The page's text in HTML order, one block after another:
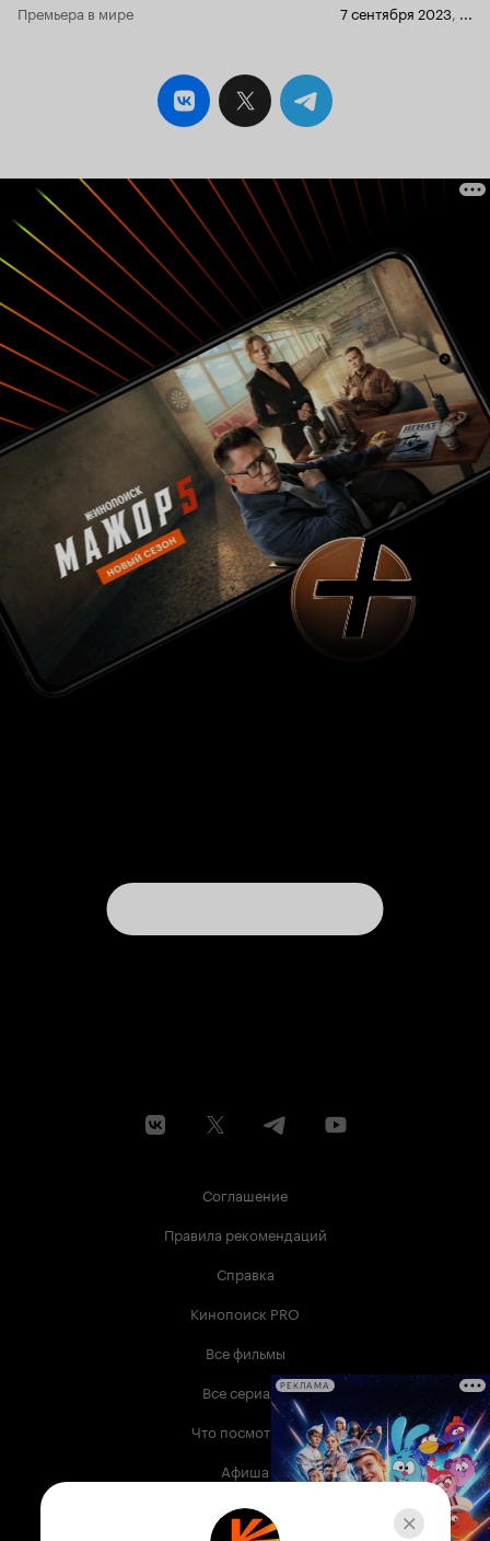
Премьера в мире
7 сентября 2023, ...
Соглашение
Правила рекомендаций
Справка
Кинопоиск PRO
Все фильмы
Все сериалы
Что посмотреть
Афиша
Музыка
РЕКЛАМА